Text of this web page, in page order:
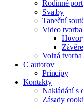
Rodinné
Svatby
Taneční
Video tvorba
Volná tvorba
O autorovi
Principy
Kontakty
Nakládání s
Zásady